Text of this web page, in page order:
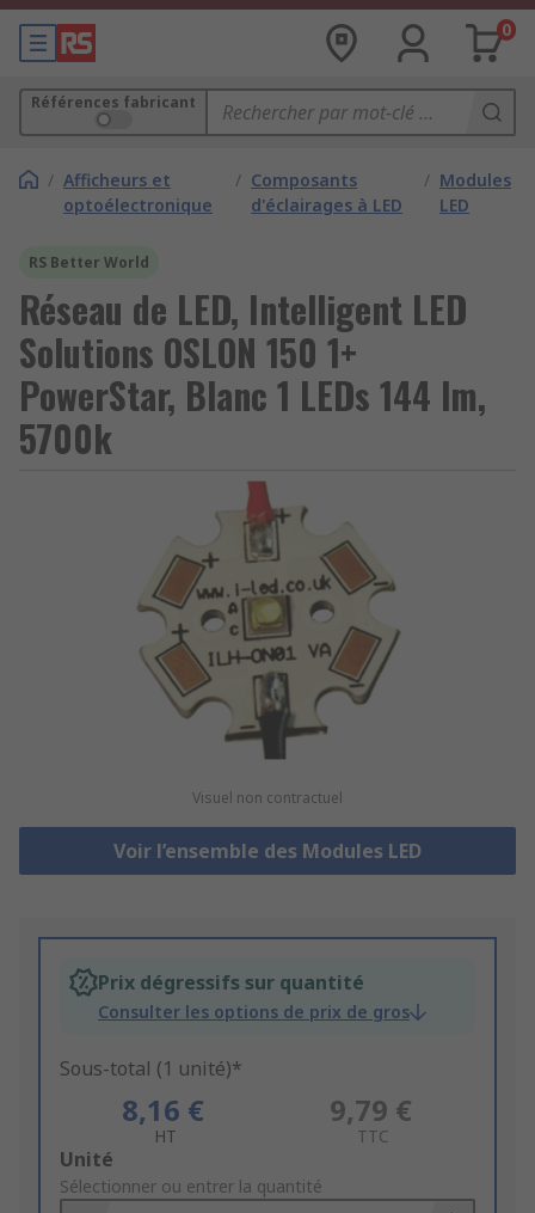
0
Références fabricant
/ Afficheurs et
optoélectronique
/ Composants
d'éclairages à LED
/ Modules
LED
RS Better World
Réseau de LED, Intelligent LED
Solutions OSLON 150 1+
PowerStar, Blanc 1 LEDs 144 lm,
5700k
Visuel non contractuel
Voir l’ensemble des Modules LED
Prix dégressifs sur quantité
Consulter les options de prix de gros
Sous-total (1 unité)*
8,16 €
HT
9,79 €
TTC
Add
to
Unité
Sélectionner ou entrer la quantité